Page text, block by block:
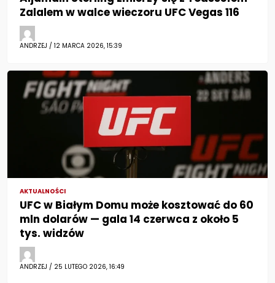
Zalalem w walce wieczoru UFC Vegas 116
ANDRZEJ / 12 MARCA 2026, 15:39
AKTUALNOŚCI
UFC w Białym Domu może kosztować do 60
mln dolarów — gala 14 czerwca z około 5
tys. widzów
ANDRZEJ / 25 LUTEGO 2026, 16:49